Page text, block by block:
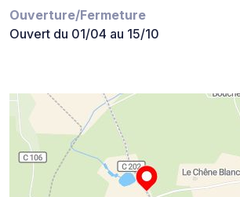
Ouverture/Fermeture
Ouvert du 01/04 au 15/10